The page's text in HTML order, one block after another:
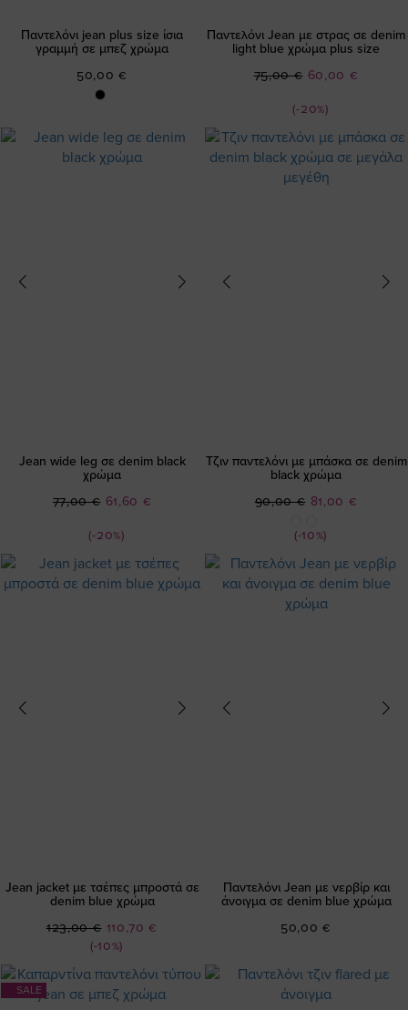
Παντελόνι jean plus size ίσια
γραμμή σε μπεζ χρώμα
50,00 €
Παντελόνι Jean με στρας σε denim
light blue χρώμα plus size
(-20%)
Ειδική
60,00 €
75,00 €
Jean wide leg σε denim black
χρώμα
(-20%)
Ειδική
61,60 €
77,00 €
Τζιν παντελόνι με μπάσκα σε denim
black χρώμα
(-10%)
Ειδική
81,00 €
90,00 €
Jean jacket με τσέπες μπροστά σε
denim blue χρώμα
(-10%)
Ειδική
Τιμή
110,70 €
123,00 €
Παντελόνι Jean με νερβίρ και
άνοιγμα σε denim blue χρώμα
50,00 €
SALE